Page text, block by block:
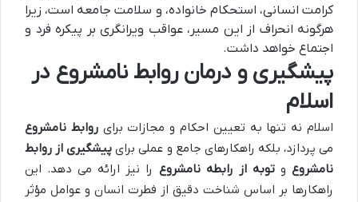
کرامت انسانی، استحکام خانواده، و سلامت جامعه است، زیرا
هرگونه انحراف از این مسیر، عواقب ویرانگری بر پیکره فرد و
اجتماع خواهد داشت.
پیشگیری و درمان روابط نامشروع در
اسلام
اسلام نه تنها به تعیین احکام و مجازات برایروابط نامشروع
می پردازد، بلکه راهکارهای جامع و عملی برای پیشگیری از روابط
نامشروعوتوبه از رابطه نامشروع را نیز ارائه می دهد. این
راهکارها بر اساس شناخت دقیق از فطرت انسان و عوامل مؤثر